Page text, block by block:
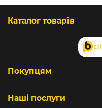
Каталог товарів
Покупцям
Наші послуги